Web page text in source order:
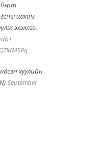
цахим
эхэллээ.
хуулийн
September